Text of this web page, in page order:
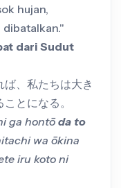
hujan,
dari Sudut
、私たちは大き
とになる。
ga hontōda to
wa ōkina
iru koto ni